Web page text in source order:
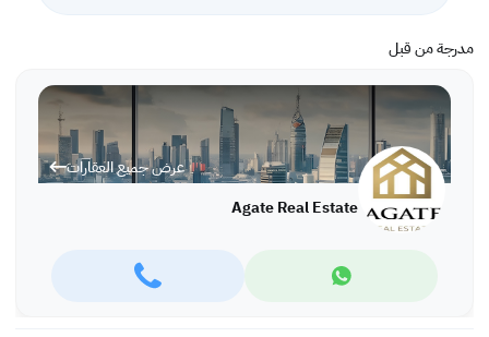
مدرجة من قبل
عرض جميع العقارات
Agate Real Estate